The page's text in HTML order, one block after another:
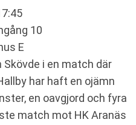
10
E
i en match där
har haft en ojämn
en oavgjord och fyra
match mot HK Aranäs